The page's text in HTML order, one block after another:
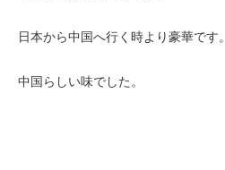
日本から中国へ行く時より豪華です。
中国らしい味でした。